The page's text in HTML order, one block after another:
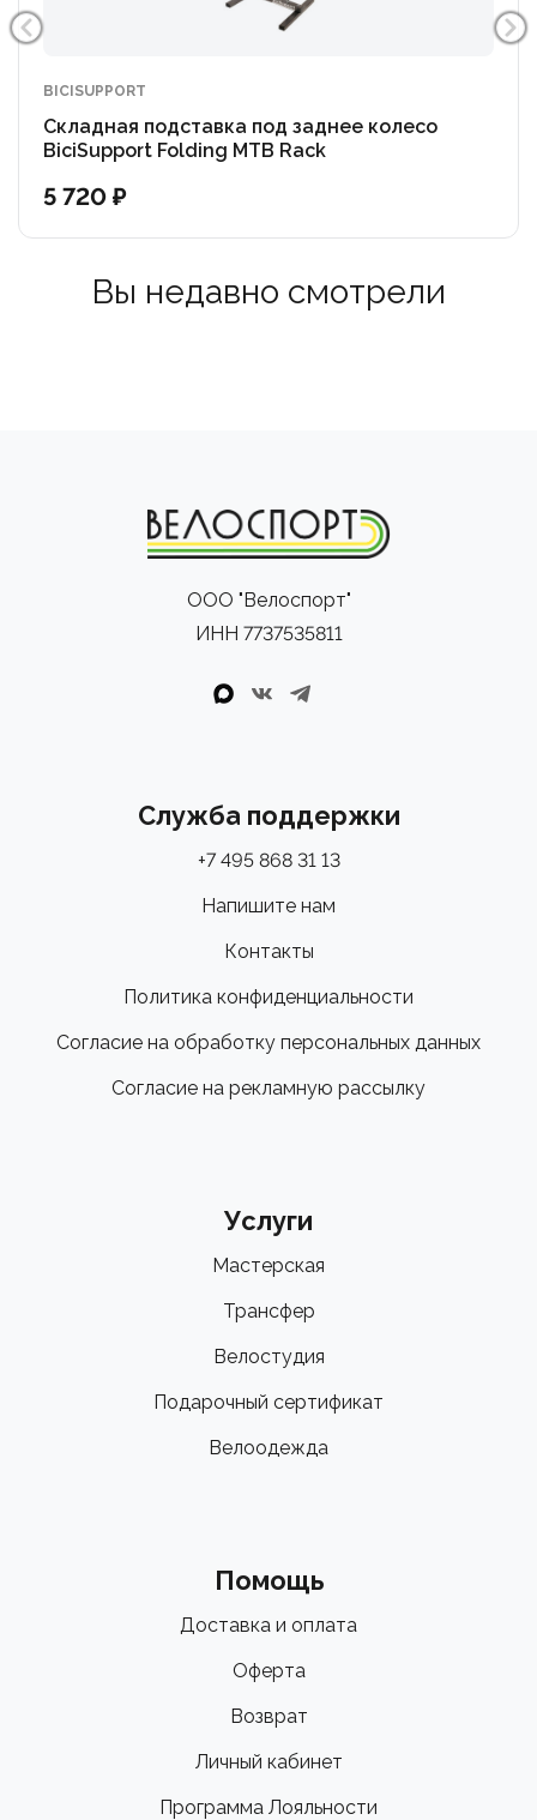
BICISUPPORT
Складная подставка под заднее колесо
BiciSupport Folding MTB Rack
5 720 ₽
Вы недавно смотрели
ООО "Велоспорт"
ИНН 7737535811
Служба поддержки
+7 495 868 31 13
Напишите нам
Контакты
Политика конфиденциальности
Согласие на обработку персональных данных
Согласие на рекламную рассылку
Услуги
Мастерская
Трансфер
Велостудия
Подарочный сертификат
Велоодежда
Помощь
Доставка и оплата
Оферта
Возврат
Личный кабинет
Программа Лояльности